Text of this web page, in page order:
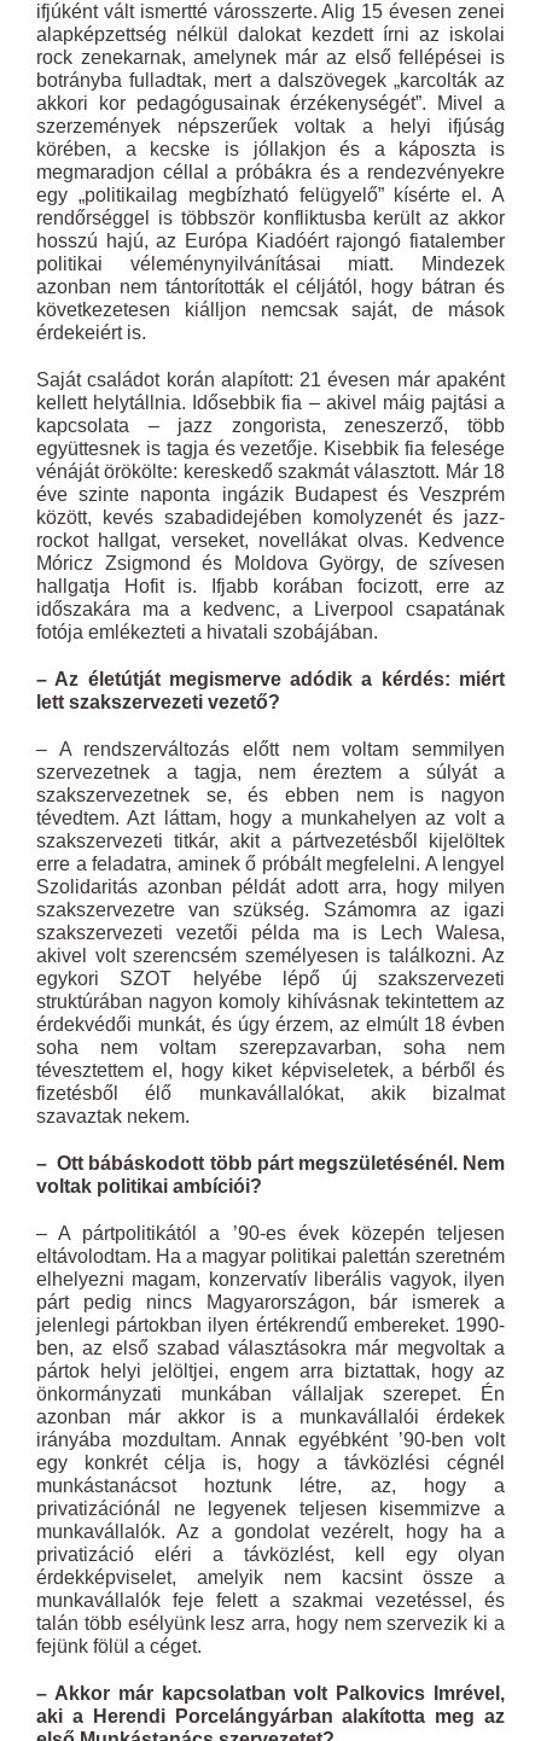
ifjúként vált ismertté városszerte. Alig 15 évesen zenei
alapképzettség nélkül dalokat kezdett írni az iskolai
rock zenekarnak, amelynek már az első fellépései is
botrányba fulladtak, mert a dalszövegek „karcolták az
akkori kor pedagógusainak érzékenységét”. Mivel a
szerzemények népszerűek voltak a helyi ifjúság
körében, a kecske is jóllakjon és a káposzta is
megmaradjon céllal a próbákra és a rendezvényekre
egy „politikailag megbízható felügyelő” kísérte el. A
rendőrséggel is többször konfliktusba került az akkor
hosszú hajú, az Európa Kiadóért rajongó fiatalember
politikai véleménynyilvánításai miatt. Mindezek
azonban nem tántorították el céljától, hogy bátran és
következetesen kiálljon nemcsak saját, de mások
érdekeiért is.
Saját családot korán alapított: 21 évesen már apaként
kellett helytállnia. Idősebbik fia – akivel máig pajtási a
kapcsolata – jazz zongorista, zeneszerző, több
együttesnek is tagja és vezetője. Kisebbik fia felesége
vénáját örökölte: kereskedő szakmát választott. Már 18
éve szinte naponta ingázik Budapest és Veszprém
között, kevés szabadidejében komolyzenét és jazz-
rockot hallgat, verseket, novellákat olvas. Kedvence
Móricz Zsigmond és Moldova György, de szívesen
hallgatja Hofit is. Ifjabb korában focizott, erre az
időszakára ma a kedvenc, a Liverpool csapatának
fotója emlékezteti a hivatali szobájában.
– Az életútját megismerve adódik a kérdés: miért
lett szakszervezeti vezető?
– A rendszerváltozás előtt nem voltam semmilyen
szervezetnek a tagja, nem éreztem a súlyát a
szakszervezetnek se, és ebben nem is nagyon
tévedtem. Azt láttam, hogy a munkahelyen az volt a
szakszervezeti titkár, akit a pártvezetésből kijelöltek
erre a feladatra, aminek ő próbált megfelelni. A lengyel
Szolidaritás azonban példát adott arra, hogy milyen
szakszervezetre van szükség. Számomra az igazi
szakszervezeti vezetői példa ma is Lech Walesa,
akivel volt szerencsém személyesen is találkozni. Az
egykori SZOT helyébe lépő új szakszervezeti
struktúrában nagyon komoly kihívásnak tekintettem az
érdekvédői munkát, és úgy érzem, az elmúlt 18 évben
soha nem voltam szerepzavarban, soha nem
tévesztettem el, hogy kiket képviseletek, a bérből és
fizetésből élő munkavállalókat, akik bizalmat
szavaztak nekem.
– Ott bábáskodott több párt megszületésénél. Nem
voltak politikai ambíciói?
– A pártpolitikától a ’90-es évek közepén teljesen
eltávolodtam. Ha a magyar politikai palettán szeretném
elhelyezni magam, konzervatív liberális vagyok, ilyen
párt pedig nincs Magyarországon, bár ismerek a
jelenlegi pártokban ilyen értékrendű embereket. 1990-
ben, az első szabad választásokra már megvoltak a
pártok helyi jelöltjei, engem arra biztattak, hogy az
önkormányzati munkában vállaljak szerepet. Én
azonban már akkor is a munkavállalói érdekek
irányába mozdultam. Annak egyébként ’90-ben volt
egy konkrét célja is, hogy a távközlési cégnél
munkástanácsot hoztunk létre, az, hogy a
privatizációnál ne legyenek teljesen kisemmizve a
munkavállalók. Az a gondolat vezérelt, hogy ha a
privatizáció eléri a távközlést, kell egy olyan
érdekképviselet, amelyik nem kacsint össze a
munkavállalók feje felett a szakmai vezetéssel, és
talán több esélyünk lesz arra, hogy nem szervezik ki a
fejünk fölül a céget.
– Akkor már kapcsolatban volt Palkovics Imrével,
aki a Herendi Porcelángyárban alakította meg az